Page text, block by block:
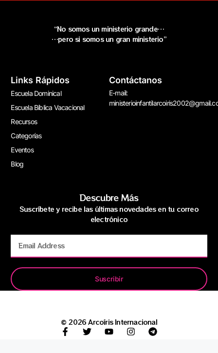
“No somos un ministerio grande…
…pero si somos un gran ministerio”
Links Rápidos
Escuela Dominical
Escuela Bíblica Vacacional
Recursos
Categorías
Eventos
Blog
Contáctanos
E-mail:
Descubre Más
Suscríbete y recibe las últimas novedades en tu correo
electrónico
Suscribir
© 2026 Arcoíris Internacional